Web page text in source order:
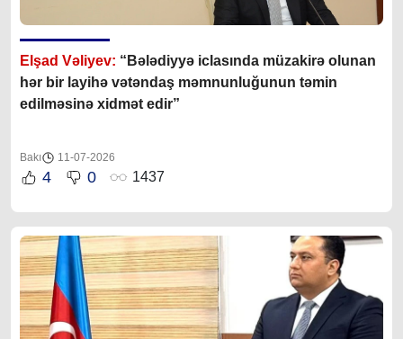
Elşad Vəliyev: “Bələdiyyə iclasında müzakirə olunan
hər bir layihə vətəndaş məmnunluğunun təmin
edilməsinə xidmət edir”
Bakı 11-07-2026
4 0 1437